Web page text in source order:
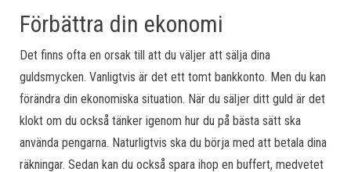
Förbättra din ekonomi
Det finns ofta en orsak till att du väljer att sälja dina
guldsmycken. Vanligtvis är det ett tomt bankkonto. Men du kan
förändra din ekonomiska situation. När du säljer ditt guld är det
klokt om du också tänker igenom hur du på bästa sätt ska
använda pengarna. Naturligtvis ska du börja med att betala dina
räkningar. Sedan kan du också spara ihop en buffert, medvetet